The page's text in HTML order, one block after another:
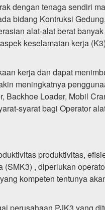
dengan tenaga sendiri
bidang Kontruksi Gedung,
alat-alat berat
keselamatan kerja
kerja dan dapat
meningkatnya
Backhoe Loader, Mobil
syarat bagi Operator
produktivitas,
, diperlukan
kompeten tentunya